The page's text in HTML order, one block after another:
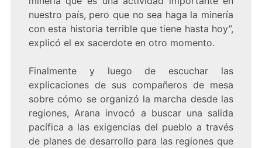
nuestro país, pero que no sea haga la minería
con esta historia terrible que tiene hasta hoy”,
explicó el ex sacerdote en otro momento.
Finalmente y luego de escuchar las
explicaciones de sus compañeros de mesa
sobre cómo se organizó la marcha desde las
regiones, Arana invocó a buscar una salida
pacífica a las exigencias del pueblo a través
de planes de desarrollo para las regiones que